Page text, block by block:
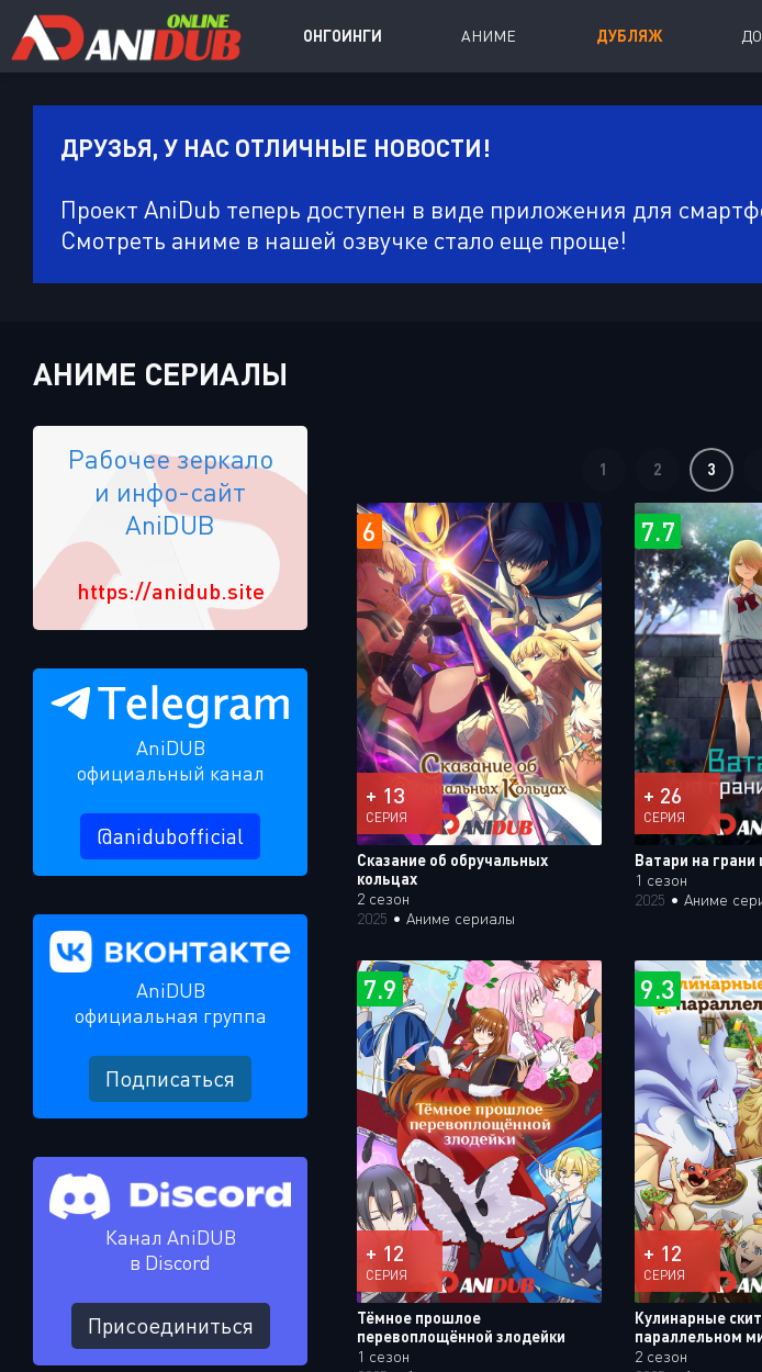
ОНГОИНГИ АНИМЕ ДУБЛЯЖ
Аниме сериалы
Аниме OVA
ДРУЗЬЯ, У НАС ОТЛИЧНЫЕ НОВОСТИ!
Проект AniDub теперь доступен в виде приложения для
Смотреть аниме в нашей озвучке стало еще проще!
АНИМЕ СЕРИАЛЫ
Рабочее зеркало
и инфо-сайт
AniDUB
https://anidub.site
AniDUB
официальный канал
@anidubofficial
AniDUB
официальная группа
Подписаться
Канал AniDUB
в Discord
Присоединиться
1 2 3
6
+ 13
СЕРИЯ
Сказание об обручальных
кольцах
2 сезон
2025 • Аниме сериалы
7.7
+ 26
СЕРИЯ
Ватари на грани
1 сезон
2025 • Аниме
7.9
+ 12
СЕРИЯ
Тёмное прошлое
перевоплощённой злодейки
1 сезон
9.3
+ 12
СЕРИЯ
Кулинарные
параллельном
2 сезон